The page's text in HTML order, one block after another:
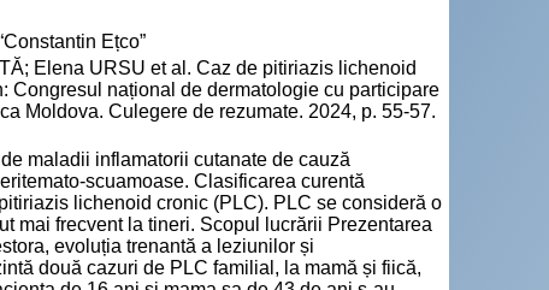
Ețco”
Elena URSU et al. Caz de pitiriazis lichenoid
Congresul național de dermatologie cu participare
Moldova. Culegere de rezumate. 2024, p. 55-57.
maladii inflamatorii cutanate de cauză
scuamoase. Clasificarea curentă
lichenoid cronic (PLC). PLC se consideră o
mai frecvent la tineri. Scopul lucrării Prezentarea
evoluția trenantă a leziunilor și
două cazuri de PLC familial, la mamă și fiică,